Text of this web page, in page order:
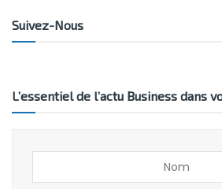
Suivez-Nous
L’essentiel de l’actu Business dans